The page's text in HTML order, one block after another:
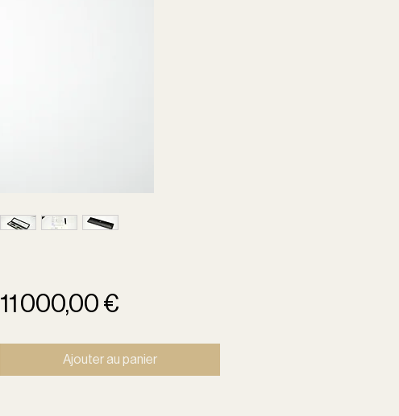
11 000,00 €Prix
Ajouter au panier